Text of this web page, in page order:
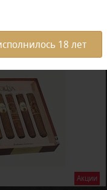
18 лет
Акции